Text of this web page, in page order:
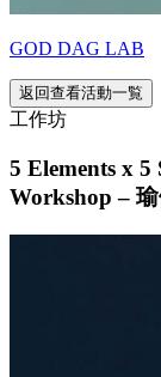
GOD DAG LAB
返回查看活動一覧
工作坊
5 Elements x 5
Workshop –